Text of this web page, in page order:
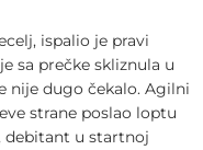
ispalio je pravi
sa prečke skliznula u
nije dugo čekalo. Agilni
strane poslao loptu
debitant u startnoj